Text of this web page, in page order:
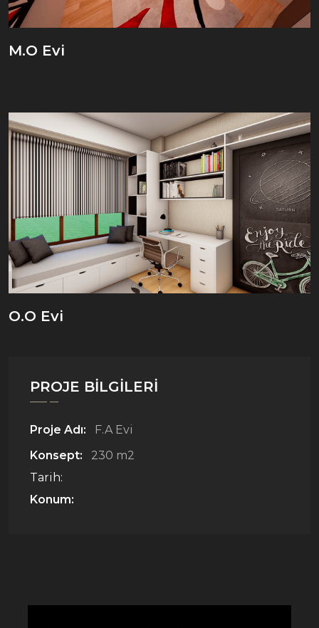
M.O Evi
O.O Evi
PROJE BILGILERI
Proje Adı:
F.A Evi
Konsept:
230 m2
Tarih:
Konum: